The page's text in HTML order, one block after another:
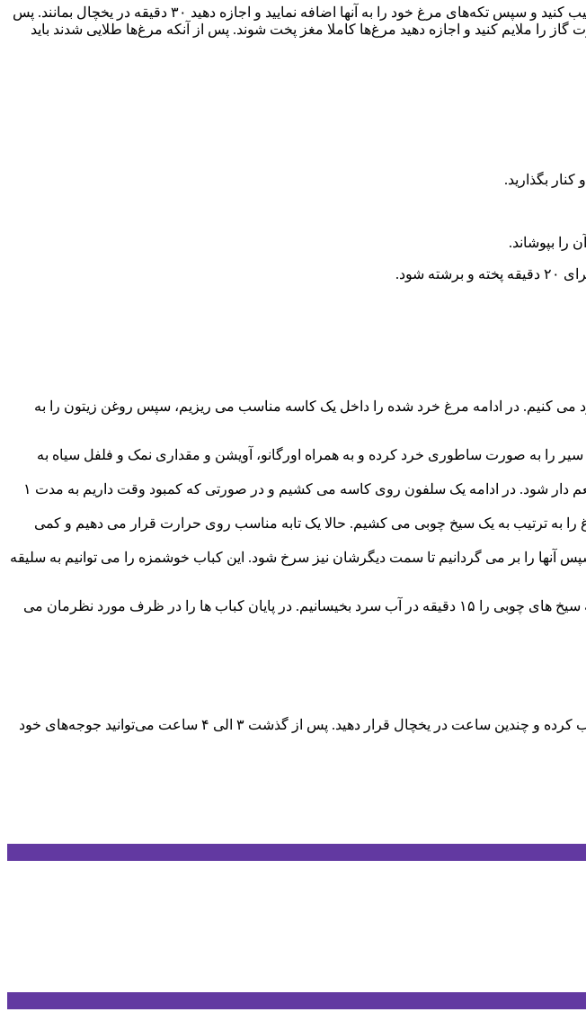
ابتدا در یک ظرف مناسب مقادیر گفته شده از ماست، زعفران، آبلیمو، نمک و فلفل را به خوبی با یکدیگر ترکیب کنید و سپس تکه‌های مرغ خود را به آنها اضافه نمایید و اجازه دهید ۳۰ دقیقه در یخچال بمانند. پس
را ملایم کنید و اجازه دهید مرغ‌ها کاملا مغز پخت شوند. پس از آنکه مرغ‌ها طلایی شدند باید
بگذارید.
را بپوشاند.
کنیم. در ادامه مرغ خرد شده را داخل یک کاسه مناسب می ریزیم، سپس روغن زیتون را به
را به صورت ساطوری خرد کرده و به همراه اورگانو، آویشن و مقداری نمک و فلفل سیاه به
در آخر آب لیمو ترش را به مواد اضافه کرده و مواد را چند دقیقه با دست مخلوط می کنیم تا گوشت مرغ طعم دار شود. در ادامه یک سلفون روی کاسه می کشیم و در صورتی که کمبود وقت داریم به مدت ۱
در آب سرد قرار می دهیم تا خیس بخورند، سپس هر ۴ یا ۵ تکه گوشت مرغ را به ترتیب به یک سیخ چوبی می کشیم. حالا یک تابه مناسب روی حرارت قرار می دهیم و کمی
را بر می گردانیم تا سمت دیگرشان نیز سرخ شود. این کباب خوشمزه را می توانیم به سلیقه
در صورتی که بخواهیم کباب ها را روی منقل درست کنیم بهتر است از سیخ فلزی نازک استفاده کنیم یا اینکه سیخ های چوبی را ۱۵ دقیقه در آب سرد بخیسانیم. در پایان کباب ها را در ظرف مورد نظرمان می
مرغ ،پیاز،ماست چکیده (ترجیحا پرچرب)،روغن زیتون،نمک و فلفل: به میزان لازم تمامی مواد رو با هم ترکیب کرده و چندین ساعت در یخچال قرار دهید. پس از گذشت ۳ الی ۴ ساعت می‌توانید جوجه‌های خود